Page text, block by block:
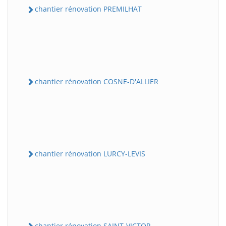
chantier rénovation PREMILHAT
chantier rénovation COSNE-D'ALLIER
chantier rénovation LURCY-LEVIS